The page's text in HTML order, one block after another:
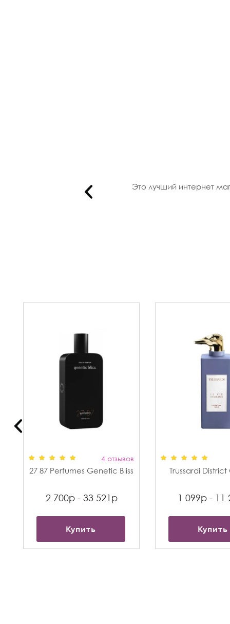
Это лучший интернет
4 отзывов
27 87 Perfumes Genetic Bliss
2 700р - 33 521р
Купить
Trussardi
1 099р - 11
Купить